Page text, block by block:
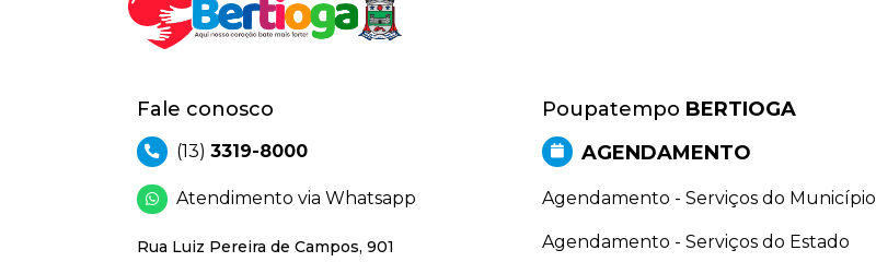
Fale conosco
(13) 3319-8000
Atendimento via Whatsapp
Rua Luiz Pereira de Campos, 901
Poupatempo BERTIOGA
AGENDAMENTO
Agendamento - Serviços do Município
Agendamento - Serviços do Estado